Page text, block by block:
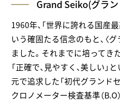
Grand Seiko(グラ
1960年、「世界に誇れる国産
いう確固たる信念のもと、〈
ました。それまでに培ってき
「正確で、見やすく、美しい
元で追求した「初代グランド
クロノメーター検査基準（